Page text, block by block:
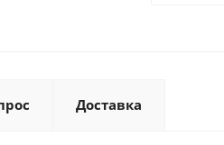
Доставка